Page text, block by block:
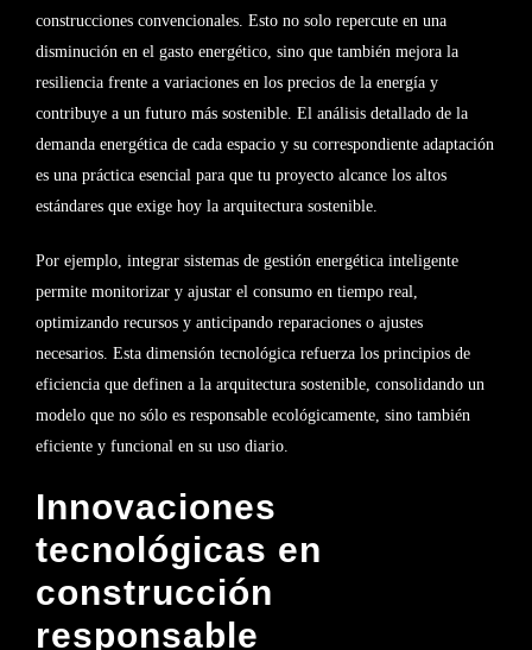
construcciones convencionales. Esto no solo repercute en una
disminución en el gasto energético, sino que también mejora la
resiliencia frente a variaciones en los precios de la energía y
contribuye a un futuro más sostenible. El análisis detallado de la
demanda energética de cada espacio y su correspondiente adaptación
es una práctica esencial para que tu proyecto alcance los altos
estándares que exige hoy la arquitectura sostenible.
Por ejemplo, integrar sistemas de gestión energética inteligente
permite monitorizar y ajustar el consumo en tiempo real,
optimizando recursos y anticipando reparaciones o ajustes
necesarios. Esta dimensión tecnológica refuerza los principios de
eficiencia que definen a la arquitectura sostenible, consolidando un
modelo que no sólo es responsable ecológicamente, sino también
eficiente y funcional en su uso diario.
Innovaciones
tecnológicas en
construcción
responsable